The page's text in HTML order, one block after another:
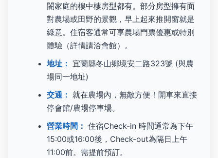
閤家庭的樓中樓房型都有。部分房型擁有面
對農場或田野的景觀，早上起來推開窗就是
綠意。住宿客通常可享農場門票優惠或特別
體驗（詳情請洽會館）。
地址： 宜蘭縣冬山鄉境安二路323號 (與農
場同一地址)
交通： 就在農場內，無敵方便！開車來直接
停會館/農場停車場。
營業時間： 住宿Check-in 時間通常為下午
15:00或16:00後，Check-out為隔日上午
11:00前。需提前預訂。